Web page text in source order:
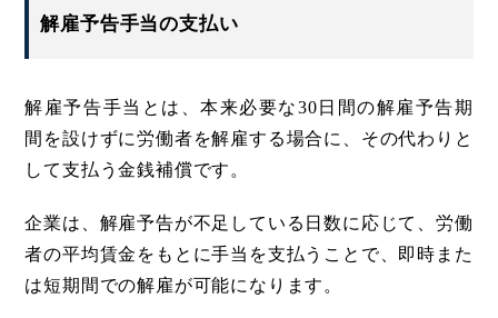
解雇予告手当の支払い
解雇予告手当とは、本来必要な30日間の解雇予告期
間を設けずに労働者を解雇する場合に、その代わりと
して支払う金銭補償です。
企業は、解雇予告が不足している日数に応じて、労働
者の平均賃金をもとに手当を支払うことで、即時また
は短期間での解雇が可能になります。